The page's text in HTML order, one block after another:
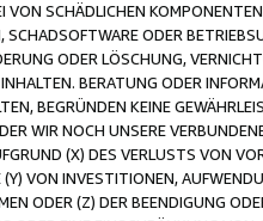
VON SCHÄDLICHEN
SCHADSOFTWARE ODER
ODER LÖSCHUNG,
BERATUNG ODER
BEGRÜNDEN KEINE
WIR NOCH UNSERE
(X) DES VERLUSTS VON
VON INVESTITIONEN,
ODER (Z) DER BEENDIGUNG